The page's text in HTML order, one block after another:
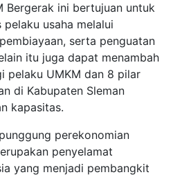
Bergerak ini bertujuan untuk
usaha melalui
serta penguatan
itu juga dapat menambah
pelaku UMKM dan 8 pilar
di Kabupaten Sleman
kapasitas.
perekonomian
penyelamat
yang menjadi pembangkit